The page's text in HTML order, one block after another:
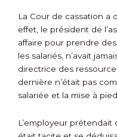
La Cour de cassation a
effet, le président de
affaire pour prendre
les salariés, n’avait
directrice des
dernière n’était pas
salariée et la mise à
L’employeur